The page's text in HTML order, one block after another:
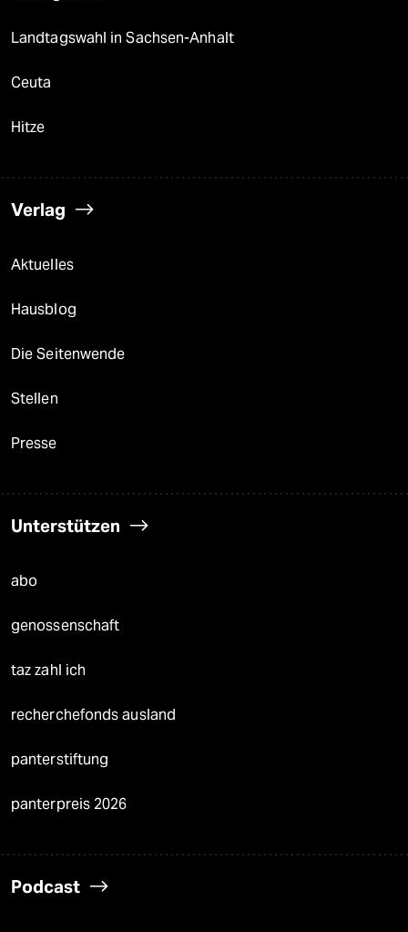
Landtagswahl in Sachsen-Anhalt
Ceuta
Hitze
Verlag
Aktuelles
Hausblog
Die Seitenwende
Stellen
Presse
Unterstützen
abo
genossenschaft
taz zahl ich
recherchefonds ausland
panterstiftung
panterpreis 2026
Podcast